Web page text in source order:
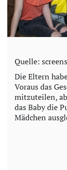
Quelle:
Die Eltern
Voraus das
mitzuteilen,
das Baby die
Mädchen